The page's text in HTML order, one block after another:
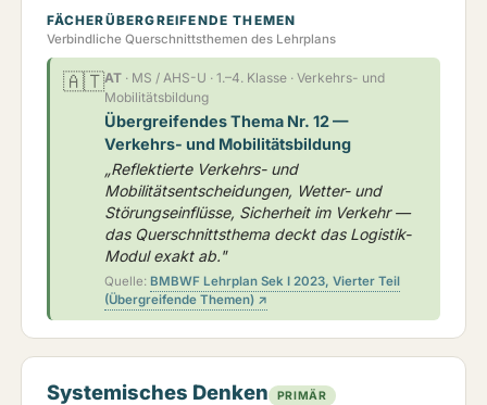
FÄCHERÜBERGREIFENDE THEMEN
Verbindliche Querschnittsthemen des Lehrplans
🇦🇹AT· MS / AHS-U · 1.–4. Klasse · Verkehrs- und
Mobilitätsbildung
Übergreifendes Thema Nr. 12 —
Verkehrs- und Mobilitätsbildung
„Reflektierte Verkehrs- und
Mobilitätsentscheidungen, Wetter- und
Störungseinflüsse, Sicherheit im Verkehr —
das Querschnittsthema deckt das Logistik-
Modul exakt ab."
Quelle: BMBWF Lehrplan Sek I 2023, Vierter Teil
(Übergreifende Themen) ↗
Systemisches Denken PRIMÄR